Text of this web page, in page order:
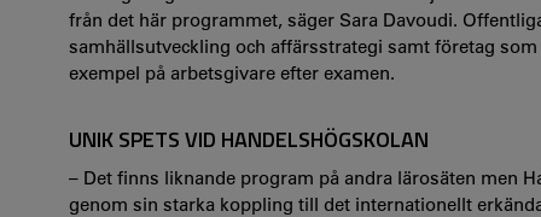
från det här programmet, säger Sara Davoudi.
samhällsutveckling och affärsstrategi samt företag
exempel på arbetsgivare efter examen.
UNIK SPETS VID HANDELSHÖGSKOLAN
– Det finns liknande program på andra lärosäten men
genom sin starka koppling till det internationellt